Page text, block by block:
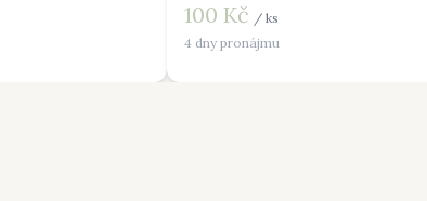
100 Kč / ks
4 dny pronájmu